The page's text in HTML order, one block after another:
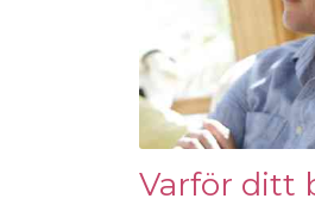
Varför ditt